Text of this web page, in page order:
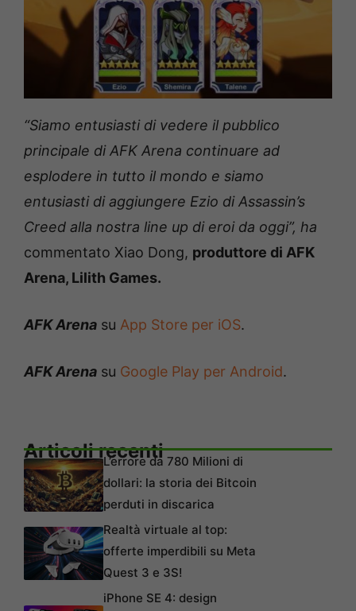
“Siamo entusiasti di vedere il pubblico
principale di AFK Arena continuare ad
esplodere in tutto il mondo e siamo
entusiasti di aggiungere Ezio di Assassin’s
Creed alla nostra line up di eroi da oggi”, ha
commentato Xiao Dong, produttore di AFK
Arena, Lilith Games.
AFK Arena su App Store per iOS.
AFK Arena su Google Play per Android.
Articoli recentiL’errore da 780 Milioni di
dollari: la storia dei Bitcoin
perduti in discarica
Realtà virtuale al top:
offerte imperdibili su Meta
Quest 3 e 3S!
iPhone SE 4: design